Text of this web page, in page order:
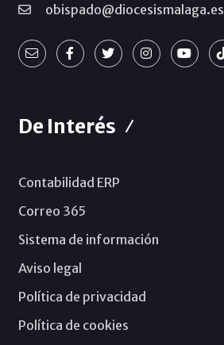
obispado@diocesismalaga.es
De Interés
Contabilidad ERP
Correo 365
Sistema de información
Aviso legal
Política de privacidad
Política de cookies